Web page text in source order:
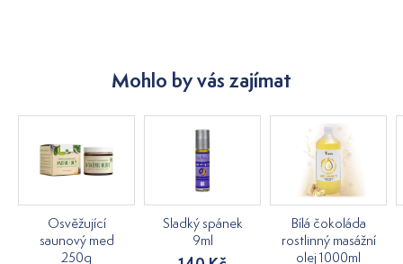
Mohlo by vás zajímat
Osvěžující
saunový med
250g
Sladký spánek
9ml
Bílá čokoláda
rostlinný masážní
olej 1000ml